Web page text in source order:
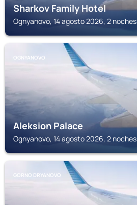
Sharkov Family Hotel
Ognyanovo, 14 agosto 2026, 2 noches
OGNYANOVO
Aleksion Palace
Ognyanovo, 14 agosto 2026, 2 noches
GORNO DRYANOVO